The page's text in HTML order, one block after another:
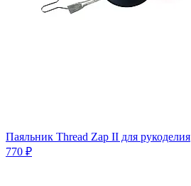
Паяльник Thread Zap II для рукоделия
770 ₽